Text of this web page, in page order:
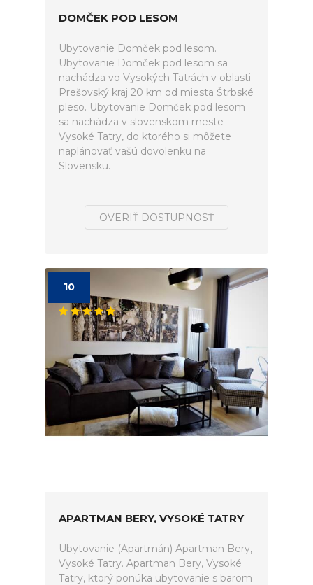
DOMČEK POD LESOM
Ubytovanie Domček pod lesom.
Ubytovanie Domček pod lesom sa
nachádza vo Vysokých Tatrách v oblasti
Prešovský kraj 20 km od miesta Štrbské
pleso. Ubytovanie Domček pod lesom
sa nachádza v slovenskom meste
Vysoké Tatry, do ktorého si môžete
naplánovať vašú dovolenku na
Slovensku.
OVERIŤ DOSTUPNOSŤ
10
APARTMAN BERY, VYSOKÉ TATRY
Ubytovanie (Apartmán) Apartman Bery,
Vysoké Tatry. Apartman Bery, Vysoké
Tatry, ktorý ponúka ubytovanie s barom